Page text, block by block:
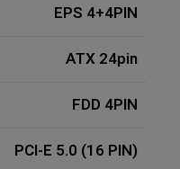
EPS 4+4PIN
ATX 24pin
FDD 4PIN
PCI-E 5.0 (16 PIN)